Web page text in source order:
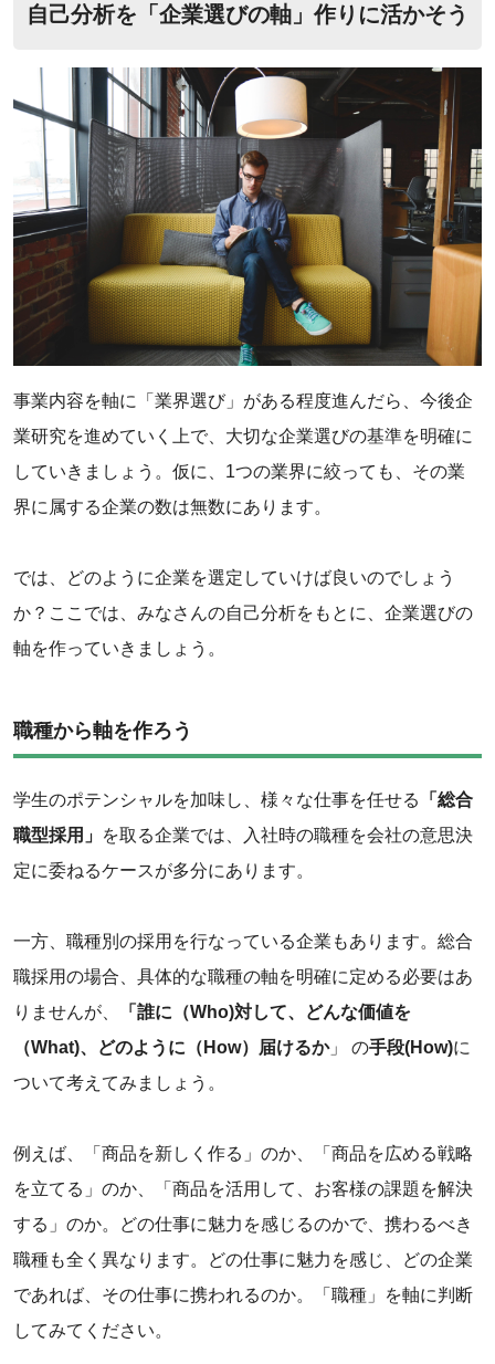
自己分析を「企業選びの軸」作りに活かそう
事業内容を軸に「業界選び」がある程度進んだら、今後企
業研究を進めていく上で、大切な企業選びの基準を明確に
していきましょう。仮に、1つの業界に絞っても、その業
界に属する企業の数は無数にあります。
‌では、どのように企業を選定していけば良いのでしょう
か？ここでは、みなさんの自己分析をもとに、企業選びの
軸を作っていきましょう。
‌職種から軸を作ろう
学生のポテンシャルを加味し、様々な仕事を任せる
「総合
職型採用」 を取る企業では、入社時の職種を会社の意思決
定に委ねるケースが多分にあります。
‌一方、職種別の採用を行なっている企業もあります。総合
職採用の場合、具体的な職種の軸を明確に定める必要はあ
りませんが、
「誰に（Who)対して、どんな価値を
（What)、どのように（How）届けるか‌」 の手段(How)に
ついて考えてみましょう。
‌例えば、「商品を新しく作る」のか、「商品を広める戦略
を立てる」のか、「商品を活用して、お客様の課題を解決
する」のか。どの仕事に魅力を感じるのかで、携わるべき
職種も全く異なります。どの仕事に魅力を感じ、どの企業
であれば、その仕事に携われるのか。「職種」を軸に判断
してみてください。